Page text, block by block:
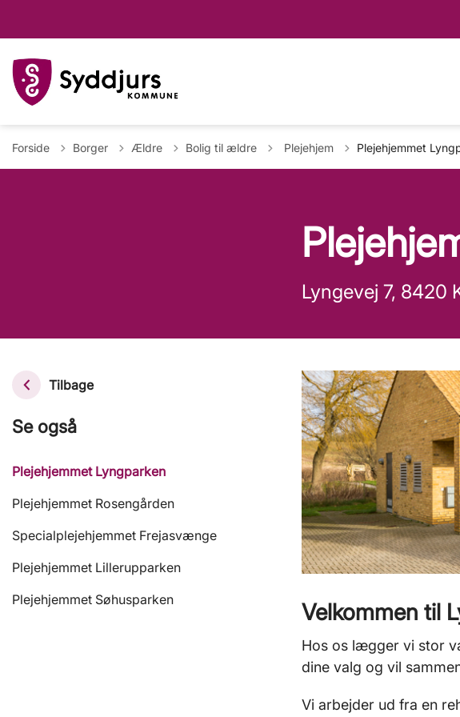
Forside Borger Ældre Bolig til ældre Tilbage til
Plejehjem Plejehjemmet
Lyngevej 7, 8420
Tilbage
Se også
Plejehjemmet Lyngparken
Plejehjemmet Rosengården
Specialplejehjemmet Frejasvænge
Plejehjemmet Lillerupparken
Plejehjemmet Søhusparken
Velkommen til
Hos os lægger vi stor
dine valg og vil
Vi arbejder ud fra en